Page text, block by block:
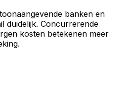
banken en
duidelijk. Concurrerende
kosten betekenen meer